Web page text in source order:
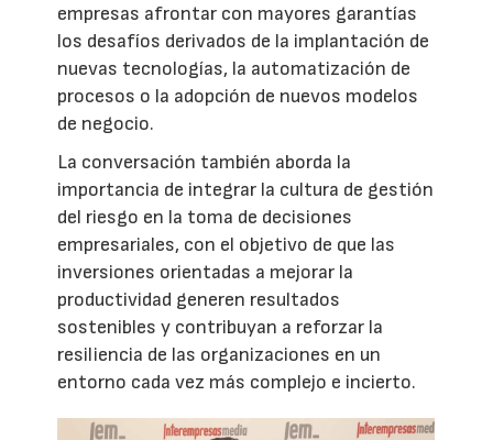
empresas afrontar con mayores garantías
los desafíos derivados de la implantación de
nuevas tecnologías, la automatización de
procesos o la adopción de nuevos modelos
de negocio.
La conversación también aborda la
importancia de integrar la cultura de gestión
del riesgo en la toma de decisiones
empresariales, con el objetivo de que las
inversiones orientadas a mejorar la
productividad generen resultados
sostenibles y contribuyan a reforzar la
resiliencia de las organizaciones en un
entorno cada vez más complejo e incierto.